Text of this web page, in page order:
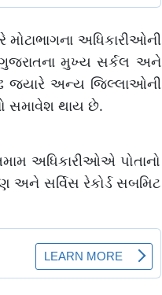
અધિકારીઓની
મુખ્ય સર્કલ અને
જ્યારે અન્ય જિલ્લાઓની
સમાવેશ થાય છે.
અધિકારીઓએ પોતાનો
અને સર્વિસ રેકોર્ડ સબમિટ